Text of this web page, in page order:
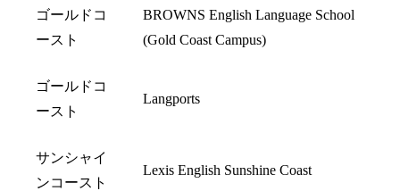
ゴールドコ
ースト
BROWNS English Language School
(Gold Coast Campus)
ゴールドコ
ースト
Langports
サンシャイ
ンコースト
Lexis English Sunshine Coast